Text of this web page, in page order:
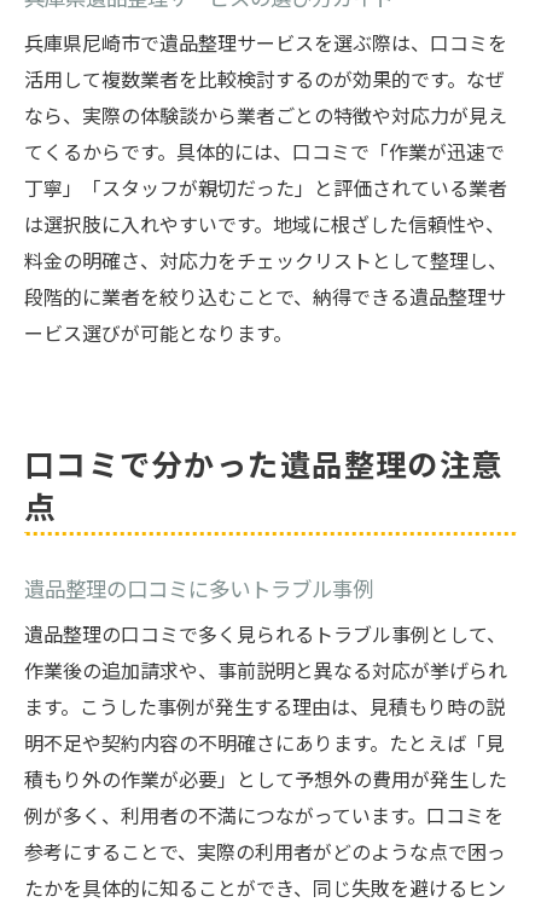
兵庫県尼崎市で遺品整理サービスを選ぶ際は、口コミを
活用して複数業者を比較検討するのが効果的です。なぜ
なら、実際の体験談から業者ごとの特徴や対応力が見え
てくるからです。具体的には、口コミで「作業が迅速で
丁寧」「スタッフが親切だった」と評価されている業者
は選択肢に入れやすいです。地域に根ざした信頼性や、
料金の明確さ、対応力をチェックリストとして整理し、
段階的に業者を絞り込むことで、納得できる遺品整理サ
ービス選びが可能となります。
口コミで分かった遺品整理の注意
点
遺品整理の口コミに多いトラブル事例
遺品整理の口コミで多く見られるトラブル事例として、
作業後の追加請求や、事前説明と異なる対応が挙げられ
ます。こうした事例が発生する理由は、見積もり時の説
明不足や契約内容の不明確さにあります。たとえば「見
積もり外の作業が必要」として予想外の費用が発生した
例が多く、利用者の不満につながっています。口コミを
参考にすることで、実際の利用者がどのような点で困っ
たかを具体的に知ることができ、同じ失敗を避けるヒン